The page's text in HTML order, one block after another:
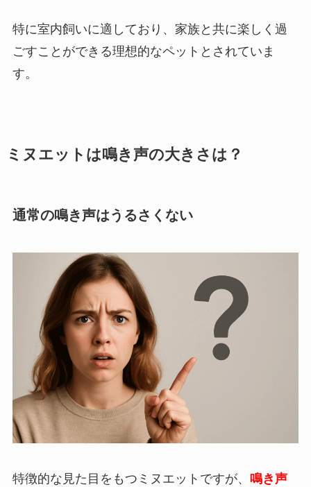
特に室内飼いに適しており、家族と共に楽しく過
ごすことができる理想的なペットとされていま
す。
ミヌエットは鳴き声の大きさは？
通常の鳴き声はうるさくない
特徴的な見た目をもつミヌエットですが、 鳴き声